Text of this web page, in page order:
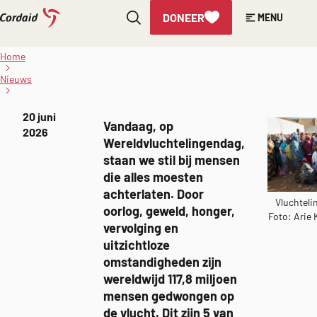
Direct
de
inhoud
DONEER MENU
Home
Nieuws
de 5 grootste
vluchtelingencrises van
dit moment
Gepubliceerd
op:
20 juni
2026
Vandaag, op
Wereldvluchtelingendag,
staan we stil bij mensen
die alles moesten
achterlaten. Door
oorlog, geweld, honger,
vervolging en
uitzichtloze
omstandigheden zijn
wereldwijd 117,8 miljoen
mensen gedwongen op
de vlucht. Dit zijn 5 van
Foto: Arie